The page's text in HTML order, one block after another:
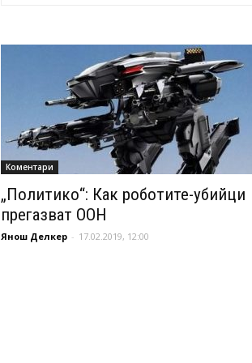
Коментари
„Политико“: Как роботите-убийци
прегазват ООН
Янош Делкер - 17.02.2019, 12:00